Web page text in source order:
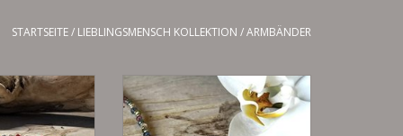
STARTSEITE/ LIEBLINGSMENSCH KOLLEKTION /ARMBÄNDER
vergoldet
HINZUFÜGEN
925 Silber und Silber vergoldet
ZUM WARENKORB HINZUFÜGEN